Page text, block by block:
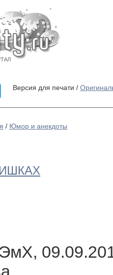
Версия для печати /
/ Юмор и анекдоты